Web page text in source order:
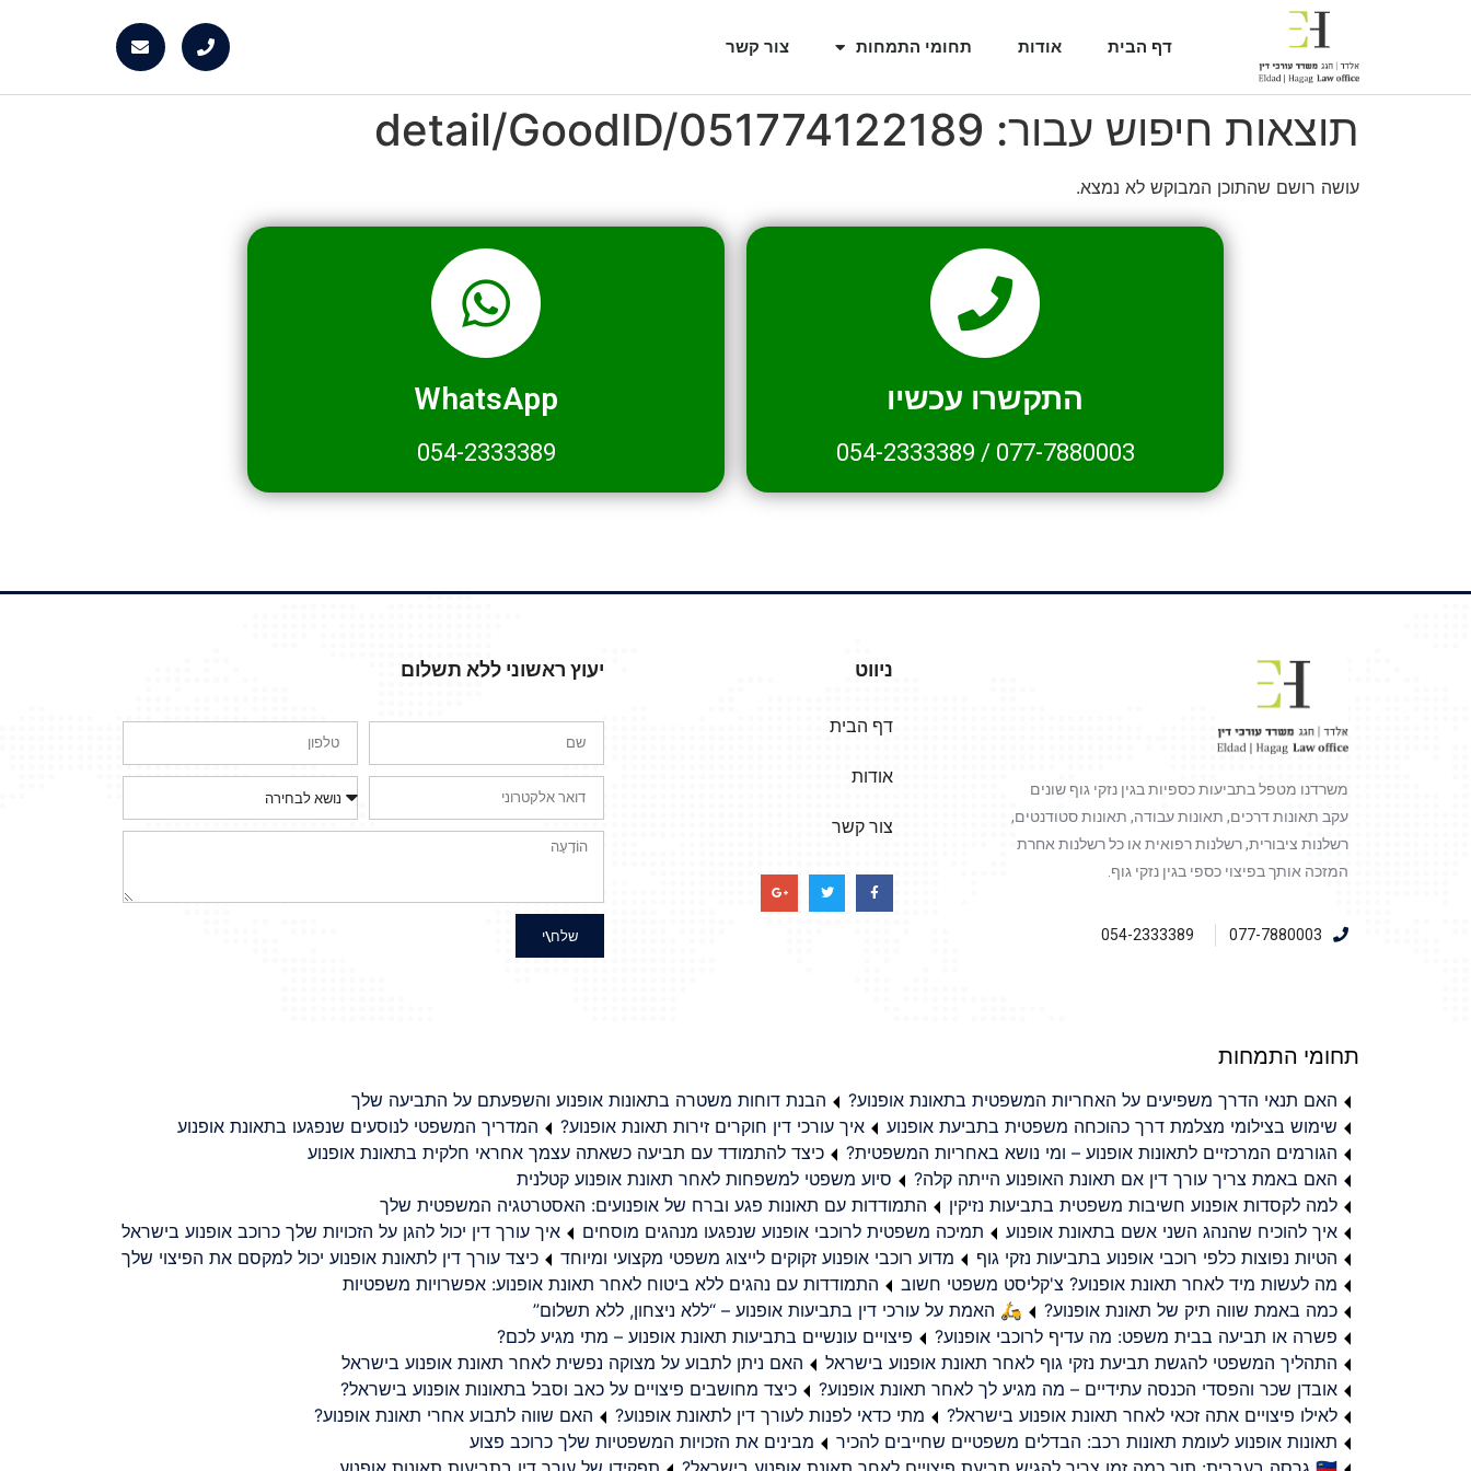
דף הבית אודות תחומי התמחות צור קשר
תוצאות חיפוש עבור: detail/GoodID/051774122189
עושה רושם שהתוכן המבוקש לא נמצא.
התקשרו עכשיו
077-7880003
/
054-2333389
WhatsApp
054-2333389
משרדנו מטפל בתביעות כספיות בגין נזקי גוף שונים
עקב תאונות דרכים, תאונות עבודה, תאונות סטודנטים,
רשלנות ציבורית, רשלנות רפואית או כל רשלנות אחרת
המזכה אותך בפיצוי כספי בגין נזקי גוף.
077-7880003
054-2333389
ניווט
דף הבית
אודות
צור קשר
יעוץ ראשוני ללא תשלום
שלח\י
תחומי התמחות
האם תנאי הדרך משפיעים על האחריות המשפטית בתאונת אופנוע?
הבנת דוחות משטרה בתאונות אופנוע והשפעתם על התביעה שלך
שימוש בצילומי מצלמת דרך כהוכחה משפטית בתביעת אופנוע
איך עורכי דין חוקרים זירות תאונת אופנוע?
המדריך המשפטי לנוסעים שנפגעו בתאונת אופנוע
הגורמים המרכזיים לתאונות אופנוע – ומי נושא באחריות המשפטית?
כיצד להתמודד עם תביעה כשאתה עצמך אחראי חלקית בתאונת אופנוע
האם באמת צריך עורך דין אם תאונת האופנוע הייתה קלה?
סיוע משפטי למשפחות לאחר תאונת אופנוע קטלנית
למה לקסדות אופנוע חשיבות משפטית בתביעות נזיקין
התמודדות עם תאונות פגע וברח של אופנועים: האסטרטגיה המשפטית שלך
איך להוכיח שהנהג השני אשם בתאונת אופנוע
תמיכה משפטית לרוכבי אופנוע שנפגעו מנהגים מוסחים
איך עורך דין יכול להגן על הזכויות שלך כרוכב אופנוע בישראל
הטיות נפוצות כלפי רוכבי אופנוע בתביעות נזקי גוף
מדוע רוכבי אופנוע זקוקים לייצוג משפטי מקצועי ומיוחד
כיצד עורך דין לתאונת אופנוע יכול למקסם את הפיצוי שלך
מה לעשות מיד לאחר תאונת אופנוע? צ'קליסט משפטי חשוב
התמודדות עם נהגים ללא ביטוח לאחר תאונת אופנוע: אפשרויות משפטיות
כמה באמת שווה תיק של תאונת אופנוע?
🛵 האמת על עורכי דין בתביעות אופנוע – “ללא ניצחון, ללא תשלום”
פשרה או תביעה בבית משפט: מה עדיף לרוכבי אופנוע?
פיצויים עונשיים בתביעות תאונת אופנוע – מתי מגיע לכם?
התהליך המשפטי להגשת תביעת נזקי גוף לאחר תאונת אופנוע בישראל
האם ניתן לתבוע על מצוקה נפשית לאחר תאונת אופנוע בישראל
אובדן שכר והפסדי הכנסה עתידיים – מה מגיע לך לאחר תאונת אופנוע?
כיצד מחושבים פיצויים על כאב וסבל בתאונות אופנוע בישראל?
לאילו פיצויים אתה זכאי לאחר תאונת אופנוע בישראל?
מתי כדאי לפנות לעורך דין לתאונת אופנוע?
האם שווה לתבוע אחרי תאונת אופנוע?
תאונות אופנוע לעומת תאונות רכב: הבדלים משפטיים שחייבים להכיר
מבינים את הזכויות המשפטיות שלך כרוכב פצוע